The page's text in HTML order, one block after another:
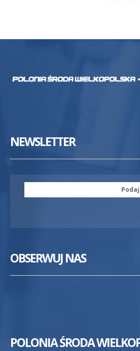
NEWSLETTER
OBSERWUJ NAS
POLONIA ŚRODA